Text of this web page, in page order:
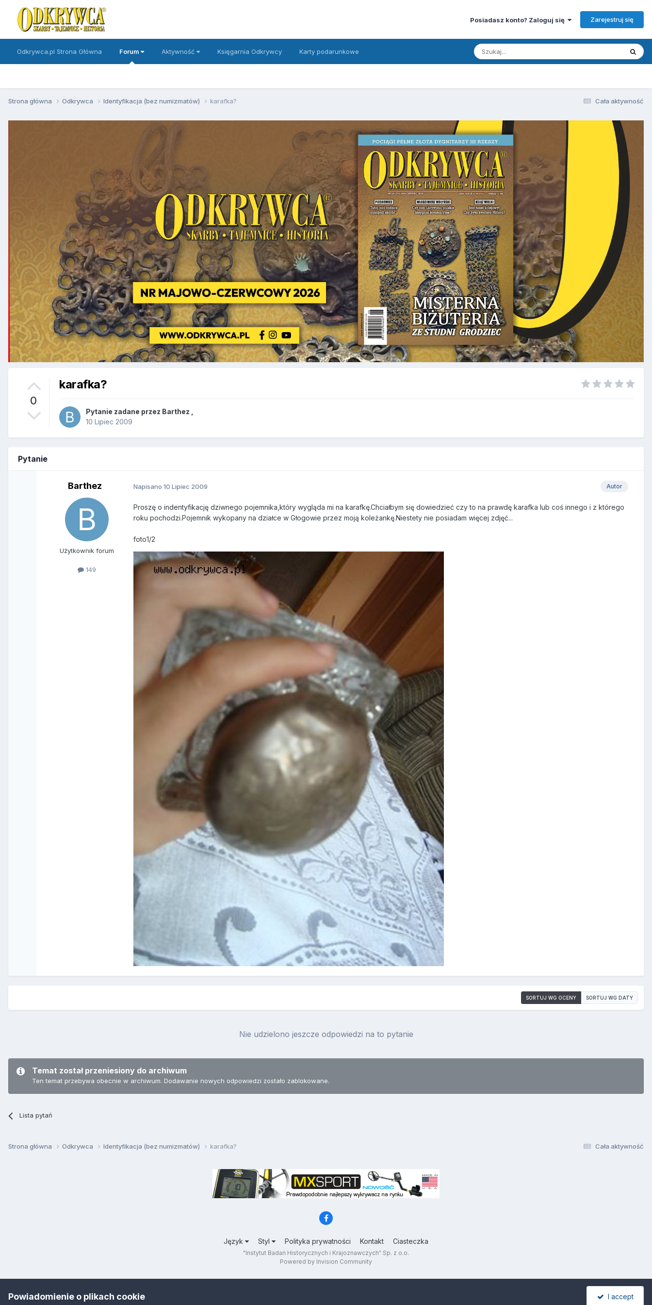
Posiadasz konto? Zaloguj się Zarejestruj się
Odkrywca.pl Strona Główna Forum Aktywność Księgarnia Odkrywcy Karty podarunkowe
Cała aktywność
Strona główna Odkrywca Identyfikacja (bez numizmatów) karafka?
0
karafka?
Pytanie zadane przez Barthez
10 Lipiec 2009
Pytanie
Barthez
Użytkownik forum
149
Autor
Napisano10 Lipiec 2009
Proszę o indentyfikację dziwnego pojemnika,który wygląda mi na karafkę.Chciałbym się dowiedzieć czy to na prawdę karafka lub coś innego i z którego
roku pochodzi.Pojemnik wykopany na działce w Głogowie przez moją koleżankę.Niestety nie posiadam więcej zdjęć...
foto1/2
SORTUJ WG OCENY SORTUJ WG DATY
Nie udzielono jeszcze odpowiedzi na to pytanie
Temat został przeniesiony do archiwum
Ten temat przebywa obecnie w archiwum. Dodawanie nowych odpowiedzi zostało zablokowane.
Lista pytań
Cała aktywność
Strona główna Odkrywca Identyfikacja (bez numizmatów) karafka?
Język Styl Polityka prywatności Kontakt Ciasteczka
"Instytut Badań Historycznych i Krajoznawczych" Sp. z o.o.
Powered by Invision Community
Powiadomienie o plikach cookie I accept